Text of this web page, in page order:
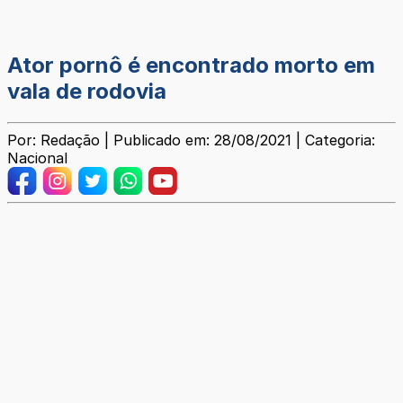
Ator pornô é encontrado morto em
vala de rodovia
Por: Redação | Publicado em: 28/08/2021 | Categoria:
Nacional